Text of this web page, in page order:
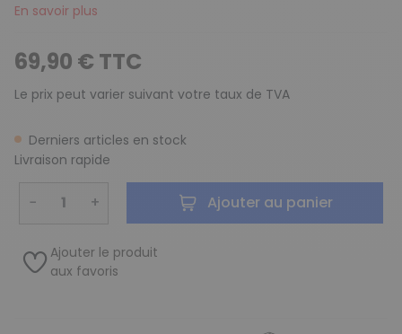
En savoir plus
69,90 € TTC
Le prix peut varier suivant votre taux de TVA
Derniers articles en stock
Livraison rapide
− + Ajouter au panier
Ajouter le produit
aux favoris